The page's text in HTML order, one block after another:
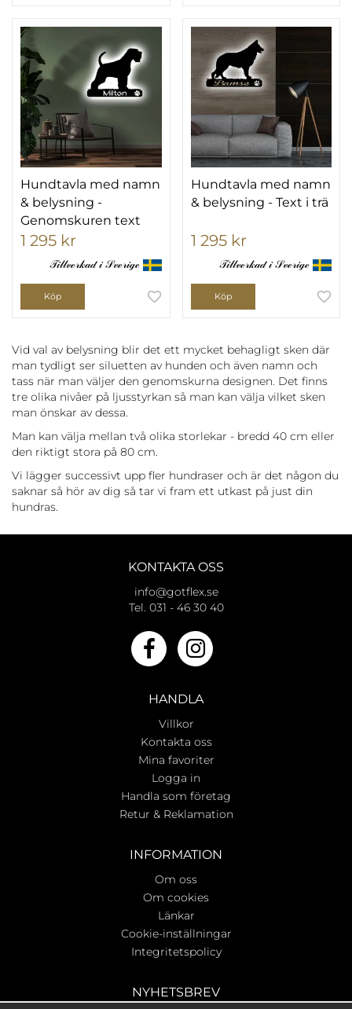
Hundtavla med namn
& belysning -
Genomskuren text
1 295 kr
𝒯𝒾𝓁𝓁𝓋ℯ𝓇𝓀𝒶𝒹 𝒾 𝒮𝓋ℯ𝓇𝒾ℊℯ
Köp
Hundtavla med namn
& belysning - Text i trä
1 295 kr
𝒯𝒾𝓁𝓁𝓋ℯ𝓇𝓀𝒶𝒹 𝒾 𝒮𝓋ℯ𝓇𝒾ℊℯ
Köp
Vid val av belysning blir det ett mycket behagligt sken där
man tydligt ser siluetten av hunden och även namn och
tass när man väljer den genomskurna designen. Det finns
tre olika nivåer på ljusstyrkan så man kan välja vilket sken
man önskar av dessa.
Man kan välja mellan två olika storlekar - bredd 40 cm eller
den riktigt stora på 80 cm.
Vi lägger successivt upp fler hundraser och är det någon du
saknar så hör av dig så tar vi fram ett utkast på just din
hundras.
KONTAKTA OSS
info@gotflex.se
Tel. 031 - 46 30 40
HANDLA
Villkor
Kontakta oss
Mina favoriter
Logga in
Handla som företag
Retur & Reklamation
INFORMATION
Om oss
Om cookies
Länkar
Cookie-inställningar
Integritetspolicy
NYHETSBREV